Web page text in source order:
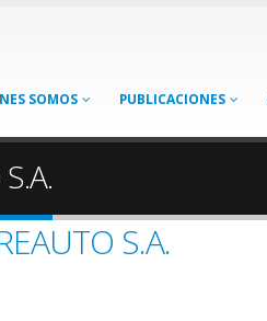
SOMOS PUBLICACIONES
S.A.